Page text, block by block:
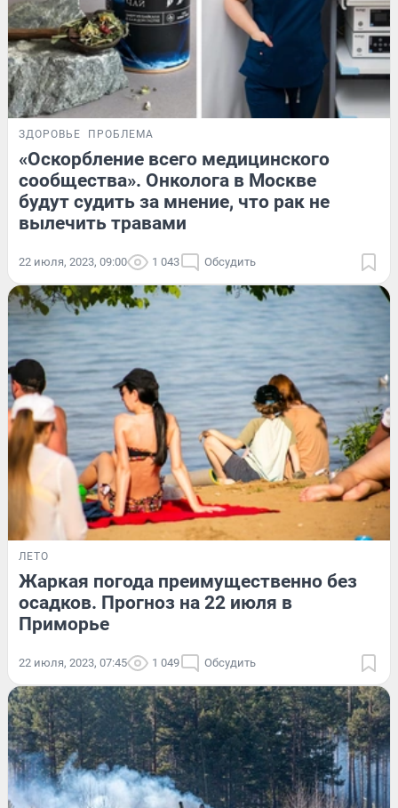
ЗДОРОВЬЕ ПРОБЛЕМА
«Оскорбление всего медицинского
сообщества». Онколога в Москве
будут судить за мнение, что рак не
вылечить травами
22 июля, 2023, 09:00 1 043 Обсудить
ЛЕТО
Жаркая погода преимущественно без
осадков. Прогноз на 22 июля в
Приморье
22 июля, 2023, 07:45 1 049 Обсудить